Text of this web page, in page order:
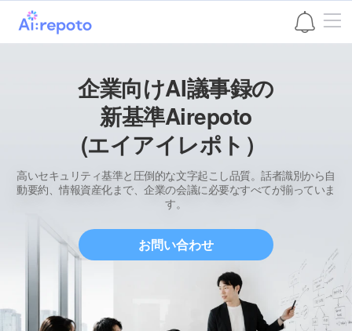
본문 바로가기
企業向けAI議事録の
新基準Airepoto
(エイアイレポト）
高いセキュリティ基準と圧倒的な文字起こし品質。話者識別から自
動要約、情報資産化まで、企業の会議に必要なすべてが揃っていま
す。
お問い合わせ